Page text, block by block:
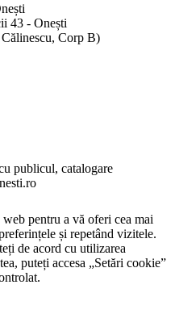
43 - Onești
Corp B)
publicul, catalogare
pentru a vă oferi cea mai
și repetând vizitele.
de acord cu utilizarea
puteți accesa „Setări cookie”